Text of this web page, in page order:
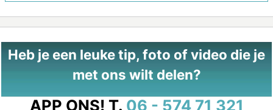
Heb je een leuke tip, foto of video die je
met ons wilt delen?
APP ONS! T. 06 - 574 71 321